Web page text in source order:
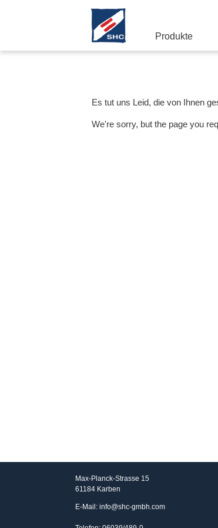
Produkte
Es tut uns Leid, die von Ihnen
We're sorry, but the page you
Max-Planck-Strasse 15
61184 Karben
E-Mail: info@shc-gmbh.com